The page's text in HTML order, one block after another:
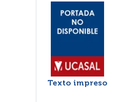
Texto impreso